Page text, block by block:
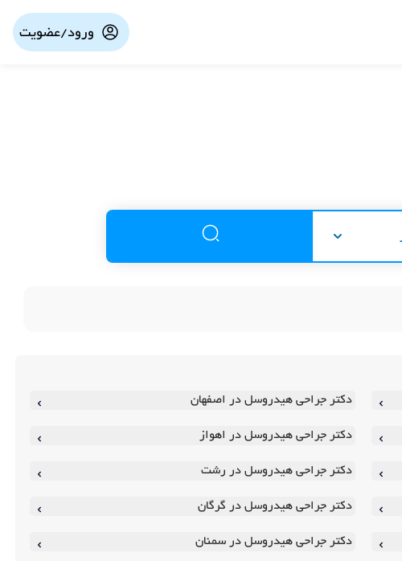
ورود/عضویت
دکتر جراحی هیدروسل در اصفهان
دکتر جراحی هیدروسل در اهواز
دکتر جراحی هیدروسل در رشت
دکتر جراحی هیدروسل در گرگان
دکتر جراحی هیدروسل در سمنان